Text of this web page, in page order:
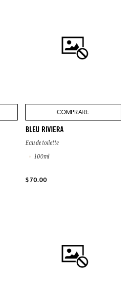
COMPRARE
BLEU RIVIERA
Eau de toilette
100ml
$ 70.00